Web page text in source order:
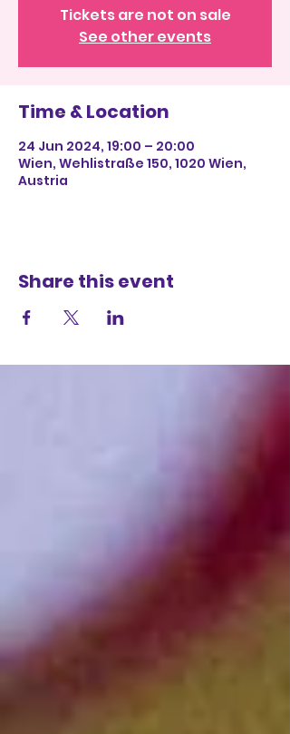
Tickets are not on sale
See other events
Time & Location
24 Jun 2024, 19:00 – 20:00
Wien, Wehlistraße 150, 1020 Wien,
Austria
Share this event